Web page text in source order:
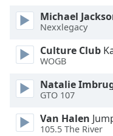
Font
Family
Reset
Close
Modal
Michael
Nexxlegacy
Culture Club
WOGB
Natalie
GTO 107
Van Halen
105.5 The River